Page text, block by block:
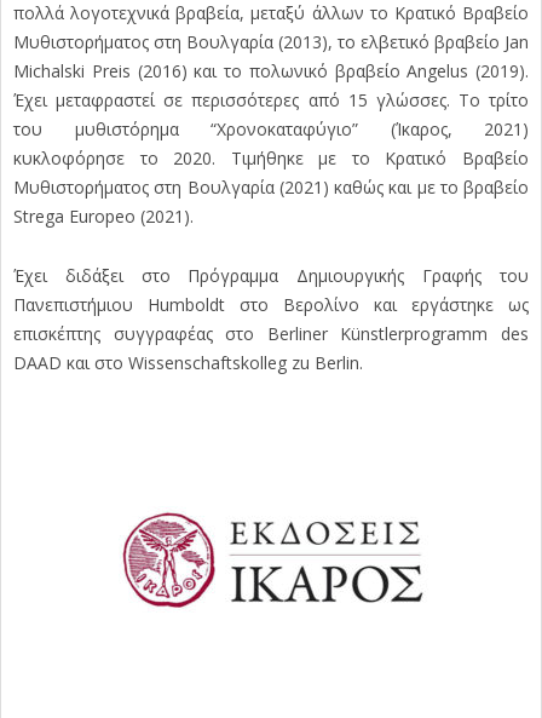
πολλά λογοτεχνικά βραβεία, μεταξύ άλλων το Κρατικό Βραβείο
Μυθιστορήματος στη Βουλγαρία (2013), το ελβετικό βραβείο Jan
Michalski Preis (2016) και το πολωνικό βραβείο Angelus (2019).
Έχει μεταφραστεί σε περισσότερες από 15 γλώσσες. Το τρίτο
του μυθιστόρημα “Χρονοκαταφύγιο” (Ίκαρος, 2021)
κυκλοφόρησε το 2020. Τιμήθηκε με το Κρατικό Βραβείο
Μυθιστορήματος στη Βουλγαρία (2021) καθώς και με το βραβείο
Strega Europeo (2021).
Έχει διδάξει στο Πρόγραμμα Δημιουργικής Γραφής του
Πανεπιστήμιου Humboldt στο Βερολίνο και εργάστηκε ως
επισκέπτης συγγραφέας στο Berliner Künstlerprogramm des
DAAD και στο Wissenschaftskolleg zu Berlin.